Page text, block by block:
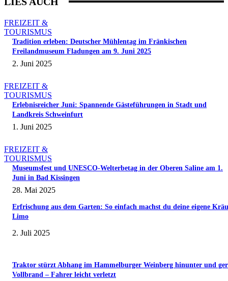
FREIZEIT &
TOURISMUS
Tradition erleben: Deutscher Mühlentag im Fränkischen
Freilandmuseum Fladungen am 9. Juni 2025
2. Juni 2025
FREIZEIT &
TOURISMUS
Erlebnisreicher Juni: Spannende Gästeführungen in Stadt und
Landkreis Schweinfurt
1. Juni 2025
FREIZEIT &
TOURISMUS
Museumsfest und UNESCO-Welterbetag in der Oberen Saline am 1.
Juni in Bad Kissingen
28. Mai 2025
Erfrischung aus dem Garten: So einfach machst du deine eigene
Limo
2. Juli 2025
Traktor stürzt Abhang im Hammelburger Weinberg hinunter und
Vollbrand – Fahrer leicht verletzt